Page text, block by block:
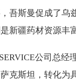
吾斯曼促成了乌
新疆药材资源丰
公司总经
克斯坦，转化为